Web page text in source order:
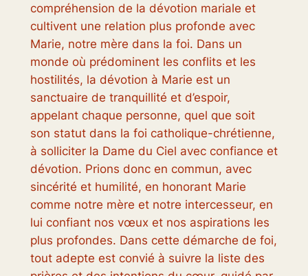
compréhension de la dévotion mariale et
cultivent une relation plus profonde avec
Marie, notre mère dans la foi. Dans un
monde où prédominent les conflits et les
hostilités, la dévotion à Marie est un
sanctuaire de tranquillité et d’espoir,
appelant chaque personne, quel que soit
son statut dans la foi catholique-chrétienne,
à solliciter la Dame du Ciel avec confiance et
dévotion. Prions donc en commun, avec
sincérité et humilité, en honorant Marie
comme notre mère et notre intercesseur, en
lui confiant nos vœux et nos aspirations les
plus profondes. Dans cette démarche de foi,
tout adepte est convié à suivre la liste des